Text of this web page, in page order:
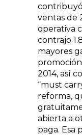
ventas de
operativa
contrajo
mayores
promoción
2014, así
“must
reforma,
abierta a
paga. Esa